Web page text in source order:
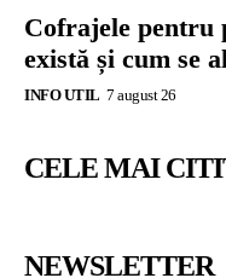
Cofrajele pentru
există și cum se
INFO UTIL 7 august 26
CELE MAI
NEWSLETTER